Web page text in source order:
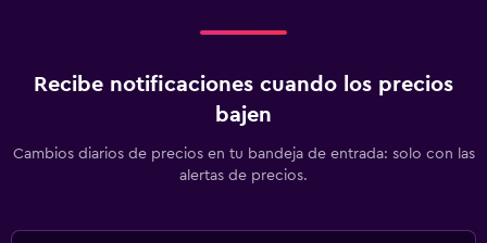
Recibe notificaciones cuando los precios
bajen
Cambios diarios de precios en tu bandeja de entrada: solo con las
alertas de precios.